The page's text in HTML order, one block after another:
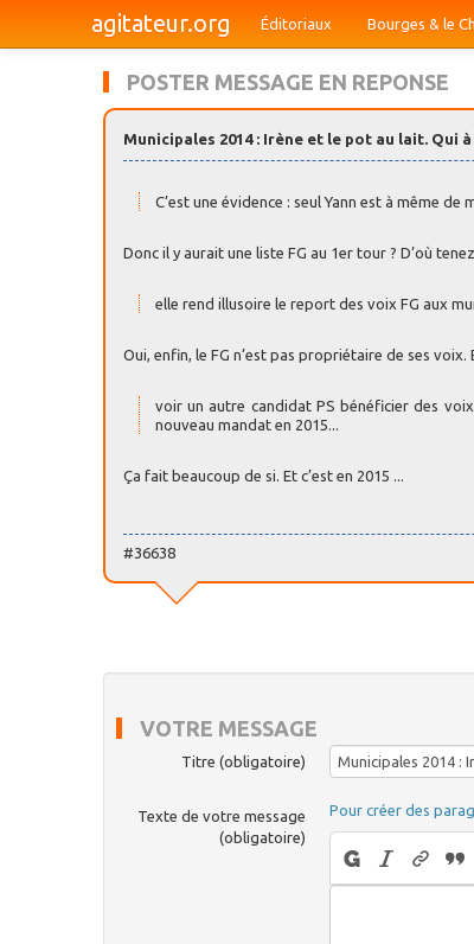
agitateur.org Éditoriaux Bourges & le
POSTER MESSAGE EN REPONSE
Municipales 2014 : Irène et le pot au lait. Qui à
C’est une évidence : seul Yann est à même
Donc il y aurait une liste FG au 1er tour ? D’où
elle rend illusoire le report des voix FG aux
Oui, enfin, le FG n’est pas propriétaire de ses
voir un autre candidat PS bénéficier des
nouveau mandat en 2015...
Ça fait beaucoup de si. Et c’est en 2015 ...
#36638
VOTRE MESSAGE
Titre (obligatoire)
Texte de votre message
(obligatoire)
Pour créer des